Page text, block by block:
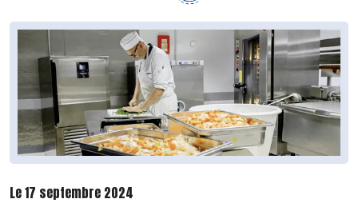
Le 17 septembre 2024